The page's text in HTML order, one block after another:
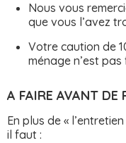
Nous vous
que vous l’avez
Votre caution de
ménage n’est
A FAIRE AVANT DE
En plus de «
il faut :